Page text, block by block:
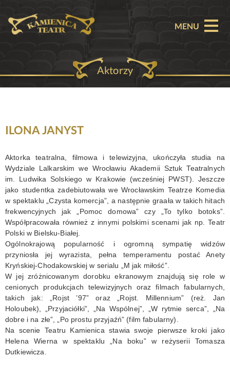
MENU
O TEATRZE
BILETY
PARTNERZY
OFERTA KOMERCYJNA
KONTAKT
Aktorzy
ILONA JANYST
Aktorka teatralna, filmowa i telewizyjna, ukończyła studia na
Wydziale Lalkarskim we Wrocławiu Akademii Sztuk Teatralnych
im. Ludwika Solskiego w Krakowie (wcześniej PWST). Jeszcze
jako studentka zadebiutowała we Wrocławskim Teatrze Komedia
w spektaklu „Czysta komercja”, a następnie graała w takich hitach
frekwencyjnych jak „Pomoc domowa” czy „To tylko botoks”.
Współpracowała również z innymi polskimi scenami jak np. Teatr
Polski w Bielsku-Białej.
Ogólnokrajową popularność i ogromną sympatię widzów
przyniosła jej wyrazista, pełna temperamentu postać Anety
Kryńskiej-Chodakowskiej w serialu „M jak miłość”.
W jej zróżnicowanym dorobku ekranowym znajdują się role w
cenionych produkcjach telewizyjnych oraz filmach fabularnych,
takich jak: „Rojst ’97” oraz „Rojst. Millennium” (reż. Jan
Holoubek), „Przyjaciółki”, „Na Wspólnej”, „W rytmie serca”, „Na
dobre i na złe”, „Po prostu przyjaźń” (film fabularny).
Na scenie Teatru Kamienica stawia swoje pierwsze kroki jako
Helena Wierna w spektaklu „Na boku” w reżyserii Tomasza
Dutkiewicza.